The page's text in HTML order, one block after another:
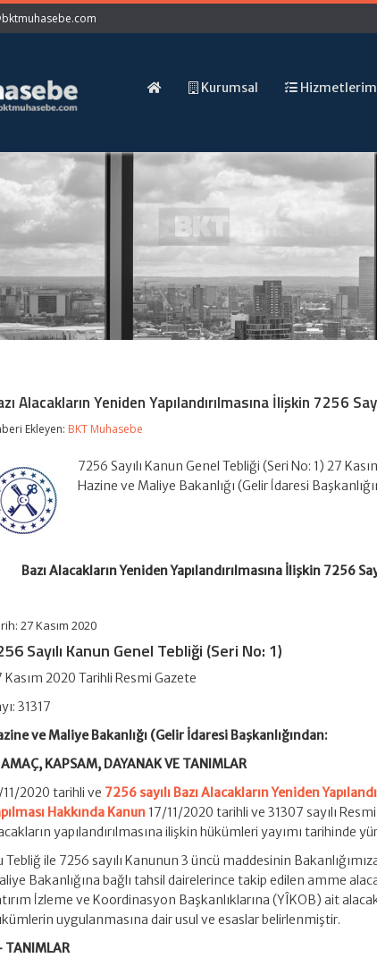
Kurumsal
Alacakların Yeniden Yapılandırılmasına İlişkin 7256
Ekleyen: BKT Muhasebe
7256 Sayılı Kanun Genel Tebliği (Seri No: 1) 27
Hazine ve Maliye Bakanlığı (Gelir İdaresi
Bazı Alacakların Yeniden Yapılandırılmasına İlişkin 7256
27 Kasım 2020
Sayılı Kanun Genel Tebliği (Seri No: 1)
Kasım 2020 Tarihli Resmi Gazete
31317
ve Maliye Bakanlığı (Gelir İdaresi Başkanlığından:
AMAÇ, KAPSAM, DAYANAK VE TANIMLAR
11/2020 tarihli ve 7256 sayılı Bazı Alacakların Yeniden
Hakkında Kanun 17/11/2020 tarihli ve 31307 sayılı
yapılandırılmasına ilişkin hükümleri yayımı tarihinde
Tebliğ ile 7256 sayılı Kanunun 3 üncü maddesinin
Bakanlığına bağlı tahsil dairelerince takip edilen amme
İzleme ve Koordinasyon Başkanlıklarına (YÎKOB) ait
uygulanmasına dair usul ve esaslar belirlenmiştir.
TANIMLAR